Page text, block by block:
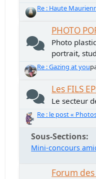
Re : Haute
PHOTO
Photo
portrait,
Re : Gazing at you
Les FILS
Le secteur
Re : le post «
Sous-Sections
Mini-concours
Forum